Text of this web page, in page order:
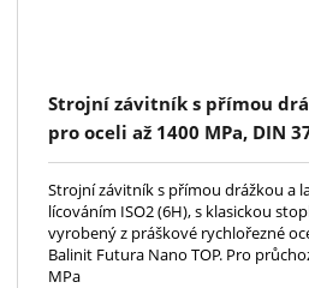
Strojní závitník s přímou
pro oceli až 1400 MPa, DIN
Nano Top, z práškové oceli
DIN376, ISO2(6H), kód 3920
Strojní závitník s přímou drážkou a
lícováním ISO2 (6H), s klasickou
vyrobený z práškové rychlořezné
Balinit Futura Nano TOP. Pro
MPa